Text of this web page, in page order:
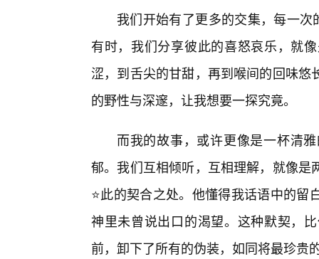
我们开始有了更多的交集，每一次
有时，我们分享彼此的喜怒哀乐，就
涩，到舌尖的甘甜，再到喉间的回味
的野性与深邃，让我想要一探究竟。
而我的故事，或许更像是一杯清
郁。我们互相倾听，互相理解，就像
⭐此的契合之处。他懂得我话语中的
神里未曾说出口的渴望。这种默契，
前，卸下了所有的伪装，如同将最珍贵